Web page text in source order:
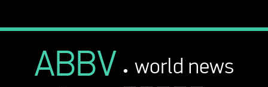
ABBV . world news